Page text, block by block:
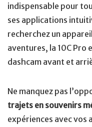
indispensable pour
ses applications
recherchez un
aventures, la 10C Pro
dashcam avant et
Ne manquez pas
trajets en souvenirs
expériences avec vos